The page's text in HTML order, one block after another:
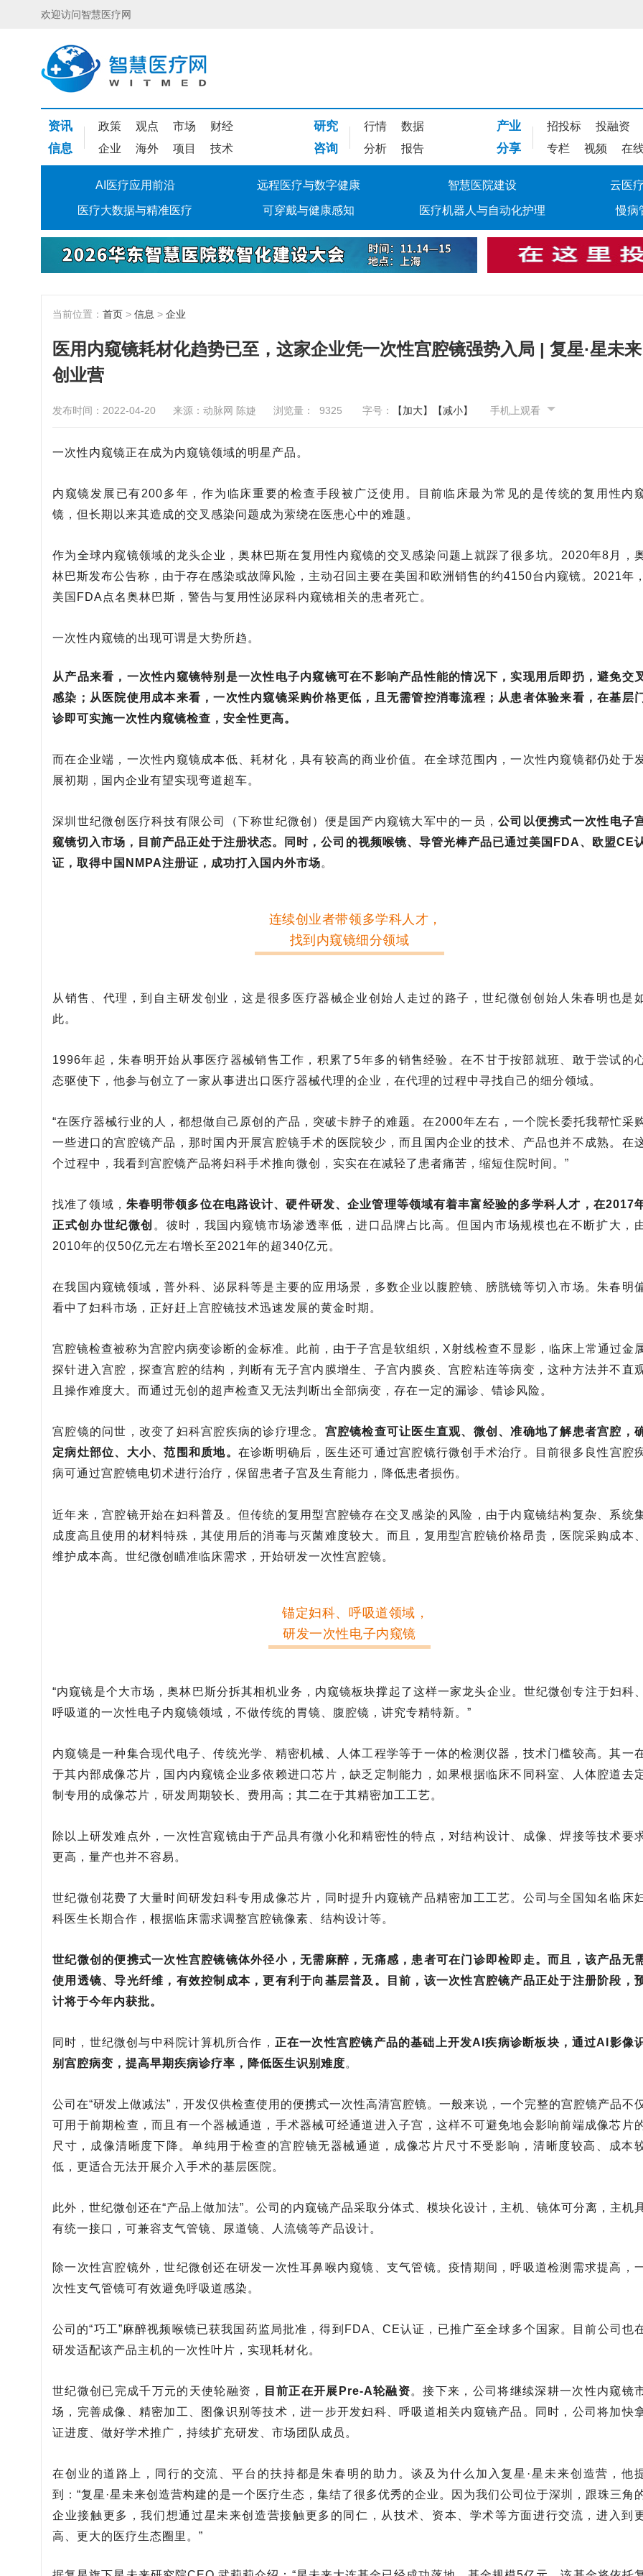
欢迎访问智慧医疗网
资讯 政策 观点 市场 财经
信息 企业 海外 项目 技术
研究 行情 数据
咨询 分析 报告
产业 招投标 投融资
分享 专栏 视频 在
AI医疗应用前沿 远程医疗与数字健康 智慧医院建设 云医
医疗大数据与精准医疗 可穿戴与健康感知 医疗机器人与自动化护理 慢病
当前位置： 首页 > 信息 > 企业
医用内窥镜耗材化趋势已至，这家企业凭一次性宫腔镜强势入局 | 复星·星未来
创业营
发布时间：2022-04-20 来源：动脉网 陈婕 浏览量： 9325 字号： 【加大】 【减小】 手机上观看
一次性内窥镜正在成为内窥镜领域的明星产品。
内窥镜发展已有200多年，作为临床重要的检查手段被广泛使用。目前临床最为常见的是传统的复用性内
镜，但长期以来其造成的交叉感染问题成为萦绕在医患心中的难题。
作为全球内窥镜领域的龙头企业，奥林巴斯在复用性内窥镜的交叉感染问题上就踩了很多坑。2020年8月，
林巴斯发布公告称，由于存在感染或故障风险，主动召回主要在美国和欧洲销售的约4150台内窥镜。2021年，
美国FDA点名奥林巴斯，警告与复用性泌尿科内窥镜相关的患者死亡。
一次性内窥镜的出现可谓是大势所趋。
从产品来看，一次性内窥镜特别是一次性电子内窥镜可在不影响产品性能的情况下，实现用后即扔，避免交叉
感染；从医院使用成本来看，一次性内窥镜采购价格更低，且无需管控消毒流程；从患者体验来看，在基层门
诊即可实施一次性内窥镜检查，安全性更高。
而在企业端，一次性内窥镜成本低、耗材化，具有较高的商业价值。在全球范围内，一次性内窥镜都仍处于
展初期，国内企业有望实现弯道超车。
深圳世纪微创医疗科技有限公司（下称世纪微创）便是国产内窥镜大军中的一员，公司以便携式一次性电子
窥镜切入市场，目前产品正处于注册状态。同时，公司的视频喉镜、导管光棒产品已通过美国FDA、欧盟CE
证，取得中国NMPA注册证，成功打入国内外市场。
连续创业者带领多学科人才，
找到内窥镜细分领域
从销售、代理，到自主研发创业，这是很多医疗器械企业创始人走过的路子，世纪微创创始人朱春明也是
此。
1996年起，朱春明开始从事医疗器械销售工作，积累了5年多的销售经验。在不甘于按部就班、敢于尝试的
态驱使下，他参与创立了一家从事进出口医疗器械代理的企业，在代理的过程中寻找自己的细分领域。
“在医疗器械行业的人，都想做自己原创的产品，突破卡脖子的难题。在2000年左右，一个院长委托我帮忙采
一些进口的宫腔镜产品，那时国内开展宫腔镜手术的医院较少，而且国内企业的技术、产品也并不成熟。在
个过程中，我看到宫腔镜产品将妇科手术推向微创，实实在在减轻了患者痛苦，缩短住院时间。”
找准了领域， 朱春明带领多位在电路设计、硬件研发、企业管理等领域有着丰富经验的多学科人才，在2017
正式创办世纪微创 。彼时，我国内窥镜市场渗透率低，进口品牌占比高。但国内市场规模也在不断扩大，
2010年的仅50亿元左右增长至2021年的超340亿元。
在我国内窥镜领域，普外科、泌尿科等是主要的应用场景，多数企业以腹腔镜、膀胱镜等切入市场。朱春明
看中了妇科市场，正好赶上宫腔镜技术迅速发展的黄金时期。
宫腔镜检查被称为宫腔内病变诊断的金标准。此前，由于子宫是软组织，X射线检查不显影，临床上常通过金
探针进入宫腔，探查宫腔的结构，判断有无子宫内膜增生、子宫内膜炎、宫腔粘连等病变，这种方法并不直
且操作难度大。而通过无创的超声检查又无法判断出全部病变，存在一定的漏诊、错诊风险。
宫腔镜的问世，改变了妇科宫腔疾病的诊疗理念。 宫腔镜检查可让医生直观、微创、准确地了解患者宫腔，
定病灶部位、大小、范围和质地。 在诊断明确后，医生还可通过宫腔镜行微创手术治疗。目前很多良性宫腔
病可通过宫腔镜电切术进行治疗，保留患者子宫及生育能力，降低患者损伤。
近年来，宫腔镜开始在妇科普及。但传统的复用型宫腔镜存在交叉感染的风险，由于内窥镜结构复杂、系统
成度高且使用的材料特殊，其使用后的消毒与灭菌难度较大。而且，复用型宫腔镜价格昂贵，医院采购成本、
维护成本高。世纪微创瞄准临床需求，开始研发一次性宫腔镜。
锚定妇科、呼吸道领域，
研发一次性电子内窥镜
“内窥镜是个大市场，奥林巴斯分拆其相机业务，内窥镜板块撑起了这样一家龙头企业。世纪微创专注于妇科、
呼吸道的一次性电子内窥镜领域，不做传统的胃镜、腹腔镜，讲究专精特新。”
内窥镜是一种集合现代电子、传统光学、精密机械、人体工程学等于一体的检测仪器，技术门槛较高。其一
于其内部成像芯片，国内内窥镜企业多依赖进口芯片，缺乏定制能力，如果根据临床不同科室、人体腔道去
制专用的成像芯片，研发周期较长、费用高；其二在于其精密加工工艺。
除以上研发难点外，一次性宫窥镜由于产品具有微小化和精密性的特点，对结构设计、成像、焊接等技术要
更高，量产也并不容易。
世纪微创花费了大量时间研发妇科专用成像芯片，同时提升内窥镜产品精密加工工艺。公司与全国知名临床
科医生长期合作，根据临床需求调整宫腔镜像素、结构设计等。
世纪微创的便携式一次性宫腔镜镜体外径小，无需麻醉，无痛感，患者可在门诊即检即走。而且，该产品无
使用透镜、导光纤维，有效控制成本，更有利于向基层普及。目前，该一次性宫腔镜产品正处于注册阶段，
计将于今年内获批。
同时，世纪微创与中科院计算机所合作， 正在一次性宫腔镜产品的基础上开发AI疾病诊断板块，通过AI影像
别宫腔病变，提高早期疾病诊疗率，降低医生识别难度。
公司在“研发上做减法”，开发仅供检查使用的便携式一次性高清宫腔镜。一般来说，一个完整的宫腔镜产品不
可用于前期检查，而且有一个器械通道，手术器械可经通道进入子宫，这样不可避免地会影响前端成像芯片
尺寸，成像清晰度下降。单纯用于检查的宫腔镜无器械通道，成像芯片尺寸不受影响，清晰度较高、成本
低，更适合无法开展介入手术的基层医院。
此外，世纪微创还在“产品上做加法”。公司的内窥镜产品采取分体式、模块化设计，主机、镜体可分离，主机
有统一接口，可兼容支气管镜、尿道镜、人流镜等产品设计。
除一次性宫腔镜外，世纪微创还在研发一次性耳鼻喉内窥镜、支气管镜。疫情期间，呼吸道检测需求提高，
次性支气管镜可有效避免呼吸道感染。
公司的“巧工”麻醉视频喉镜已获我国药监局批准，得到FDA、CE认证，已推广至全球多个国家。目前公司也
研发适配该产品主机的一次性叶片，实现耗材化。
世纪微创已完成千万元的天使轮融资， 目前正在开展Pre-A轮融资。接下来，公司将继续深耕一次性内窥镜
场，完善成像、精密加工、图像识别等技术，进一步开发妇科、呼吸道相关内窥镜产品。同时，公司将加快
证进度、做好学术推广，持续扩充研发、市场团队成员。
在创业的道路上，同行的交流、平台的扶持都是朱春明的助力。谈及为什么加入复星·星未来创造营，他
到：“复星·星未来创造营构建的是一个医疗生态，集结了很多优秀的企业。因为我们公司位于深圳，跟珠三角
企业接触更多，我们想通过星未来创造营接触更多的同仁，从技术、资本、学术等方面进行交流，进入到
高、更大的医疗生态圈里。”